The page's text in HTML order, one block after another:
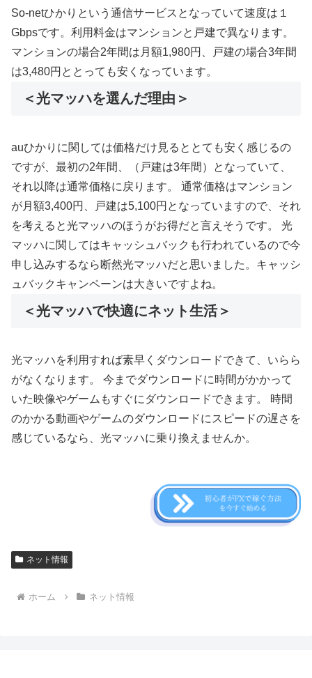
So-netひかりという通信サービスとなっていて速度は１
Gbpsです。利用料金はマンションと戸建で異なります。
マンションの場合2年間は月額1,980円、戸建の場合3年間
は3,480円ととっても安くなっています。
＜光マッハを選んだ理由＞
auひかりに関しては価格だけ見るととても安く感じるの
ですが、最初の2年間、（戸建は3年間）となっていて、
それ以降は通常価格に戻ります。 通常価格はマンション
が月額3,400円、戸建は5,100円となっていますので、それ
を考えると光マッハのほうがお得だと言えそうです。 光
マッハに関してはキャッシュバックも行われているので今
申し込みするなら断然光マッハだと思いました。キャッシ
ュバックキャンペーンは大きいですよね。
＜光マッハで快適にネット生活＞
光マッハを利用すれば素早くダウンロードできて、いらら
がなくなります。 今までダウンロードに時間がかかって
いた映像やゲームもすぐにダウンロードできます。 時間
のかかる動画やゲームのダウンロードにスピードの遅さを
感じているなら、光マッハに乗り換えませんか。
ネット情報
ホーム ネット情報